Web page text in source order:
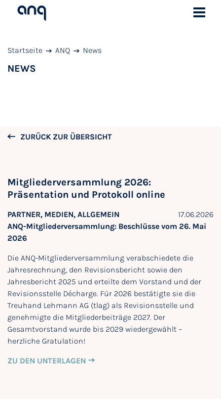
Startseite ANQ News
NEWS
ZURÜCK ZUR ÜBERSICHT
Mitgliederversammlung 2026:
Präsentation und Protokoll online
PARTNER, MEDIEN, ALLGEMEIN
17.06.2026
ANQ-Mitgliederversammlung: Beschlüsse vom 26. Mai
2026
Die ANQ-Mitgliederversammlung verabschiedete die
Jahresrechnung, den Revisionsbericht sowie den
Jahresbericht 2025 und erteilte dem Vorstand und der
Revisionsstelle Décharge. Für 2026 bestätigte sie die
Treuhand Lehmann AG (tlag) als Revisionsstelle und
genehmigte die Mitgliederbeiträge 2027. Der
Gesamtvorstand wurde bis 2029 wiedergewählt –
herzliche Gratulation!
ZU DEN UNTERLAGEN